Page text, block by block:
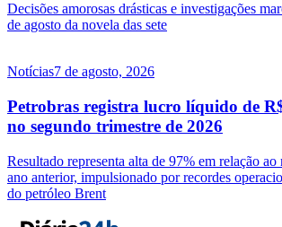
Decisões amorosas drásticas e investigações
de agosto da novela das sete
Notícias7 de agosto, 2026
Petrobras registra lucro líquido de
no segundo trimestre de 2026
Resultado representa alta de 97% em relação
ano anterior, impulsionado por recordes
do petróleo Brent